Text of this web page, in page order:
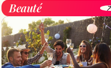
Beauté